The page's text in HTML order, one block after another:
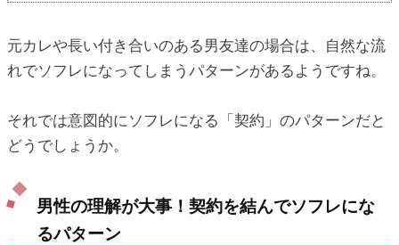
元カレや長い付き合いのある男友達の場合は、自然な流
れでソフレになってしまうパターンがあるようですね。
それでは意図的にソフレになる「契約」のパターンだと
どうでしょうか。
男性の理解が大事！契約を結んでソフレにな
るパターン